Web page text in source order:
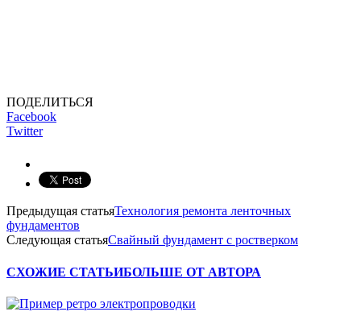
ПОДЕЛИТЬСЯ
Facebook
Twitter
Предыдущая статьяТехнология ремонта ленточных
фундаментов
Следующая статьяСвайный фундамент с ростверком
СХОЖИЕ СТАТЬИБОЛЬШЕ ОТ АВТОРА